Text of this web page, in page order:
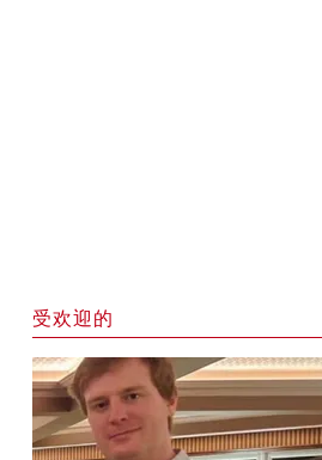
受欢迎的